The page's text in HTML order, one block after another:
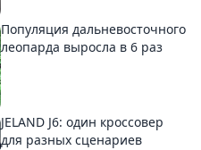
Популяция дальневосточного
леопарда выросла в 6 раз
JELAND J6: один кроссовер
для разных сценариев